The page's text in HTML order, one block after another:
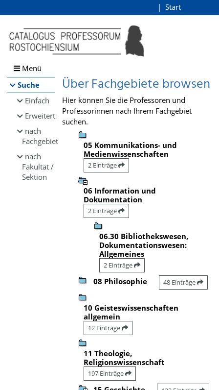
Browsen
direkt zum Inhalt
Start
Menü
Suche
Einfach
Erweitert
nach
Fachgebiet
nach
Fakultät /
Sektion
Über Fachgebiete browsen
Hier können Sie die Professoren und
Professorinnen nach Ihrem Fachgebiet
suchen.
05 Kommunikations- und
Medienwissenschaften
2 Einträge
06 Information und
Dokumentation
2 Einträge
06.30 Bibliothekswesen,
Dokumentationswesen:
Allgemeines
2 Einträge
08 Philosophie 48 Einträge
10 Geisteswissenschaften
allgemein
12 Einträge
11 Theologie,
Religionswissenschaft
197 Einträge